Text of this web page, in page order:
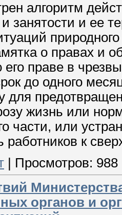
алгоритм
занятости и ее
о правах и
праве в
до одного
для
жизнь или
части, или
работников к
Просмотров: 988
органов и